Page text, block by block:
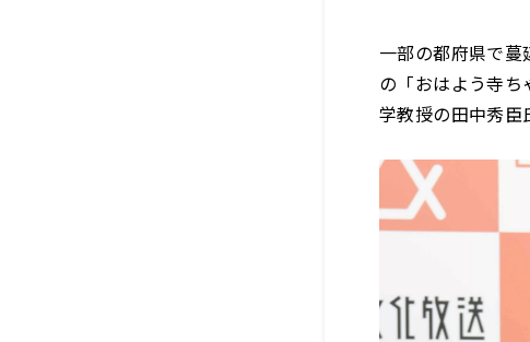
一部の都府県で
の「おはよう寺
学教授の田中秀臣